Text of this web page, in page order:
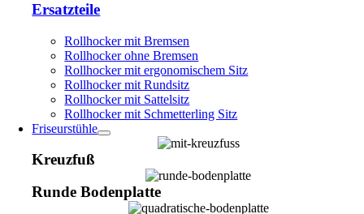
Ersatzteile
Rollhocker mit Bremsen
Rollhocker ohne Bremsen
Rollhocker mit ergonomischem Sitz
Rollhocker mit Rundsitz
Rollhocker mit Sattelsitz
Rollhocker mit Schmetterling Sitz
Friseurstühle
Kreuzfuß
Runde Bodenplatte